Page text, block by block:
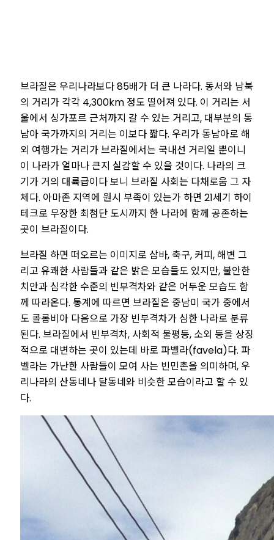
브라질은 우리나라보다 85배가 더 큰 나라다. 동서와 남북
의 거리가 각각 4,300km 정도 떨어져 있다. 이 거리는 서
울에서 싱가포르 근처까지 갈 수 있는 거리고, 대부분의 동
남아 국가까지의 거리는 이보다 짧다. 우리가 동남아로 해
외 여행가는 거리가 브라질에서는 국내선 거리일 뿐이니
이 나라가 얼마나 큰지 실감할 수 있을 것이다. 나라의 크
기가 거의 대륙급이다 보니 브라질 사회는 다채로움 그 자
체다. 아마존 지역에 원시 부족이 있는가 하면 21세기 하이
테크로 무장한 최첨단 도시까지 한 나라에 함께 공존하는
곳이 브라질이다.
브라질 하면 떠오르는 이미지로 삼바, 축구, 커피, 해변 그
리고 유쾌한 사람들과 같은 밝은 모습들도 있지만, 불안한
치안과 심각한 수준의 빈부격차와 같은 어두운 모습도 함
께 따라온다. 통계에 따르면 브라질은 중남미 국가 중에서
도 콜롬비아 다음으로 가장 빈부격차가 심한 나라로 분류
된다. 브라질에서 빈부격차, 사회적 불평등, 소외 등을 상징
적으로 대변하는 곳이 있는데 바로 파벨라(favela)다. 파
벨라는 가난한 사람들이 모여 사는 빈민촌을 의미하며, 우
리나라의 산동네나 달동네와 비슷한 모습이라고 할 수 있
다.